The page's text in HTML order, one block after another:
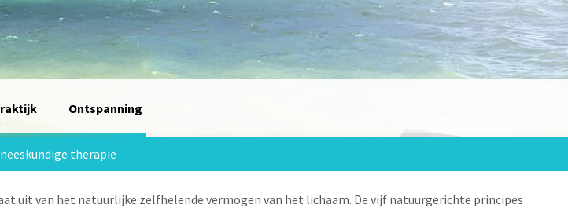
Ontspanning
therapie
uit van het natuurlijke zelfhelende vermogen van het lichaam. De vijf natuurgerichte principes